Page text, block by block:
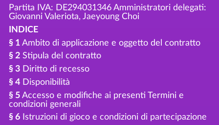
Partita IVA: DE294031346 Amministratori delegati:
Giovanni Valeriota, Jaeyoung Choi
INDICE
§ 1Ambito di applicazione e oggetto del contratto
§ 2Stipula del contratto
§ 3Diritto di recesso
§ 4Disponibilità
§ 5Accesso e modifiche ai presenti Termini e
condizioni generali
§ 6Istruzioni di gioco e condizioni di partecipazione